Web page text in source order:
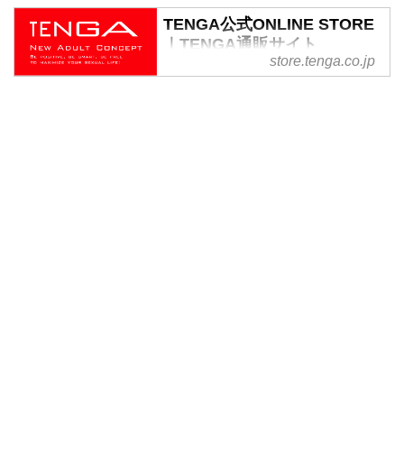
TENGA公式ONLINE STORE
｜TENGA通販サイト
store.tenga.co.jp